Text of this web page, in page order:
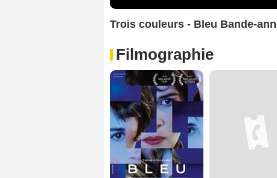
Trois couleurs - Bleu Bande-
Filmographie